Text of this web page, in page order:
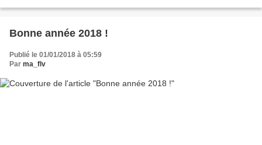
Bonne année 2018 !
Publié le 01/01/2018 à 05:59
Par ma_flv